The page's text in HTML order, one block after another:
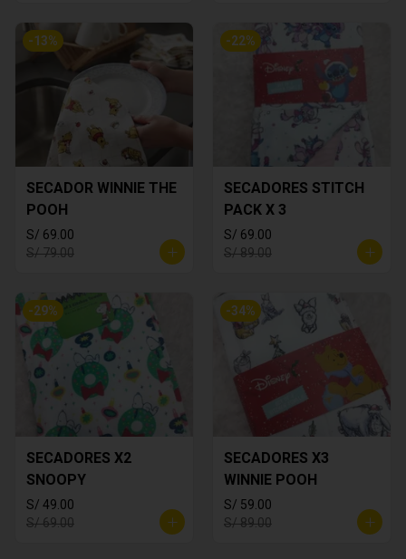
-13%
SECADOR WINNIE THE
POOH
S/ 69.00
S/ 79.00
-22%
SECADORES STITCH
PACK X 3
S/ 69.00
S/ 89.00
-29%
SECADORES X2
SNOOPY
S/ 49.00
S/ 69.00
-34%
SECADORES X3
WINNIE POOH
S/ 59.00
S/ 89.00